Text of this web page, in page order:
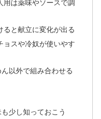
用は薬味やソースで調
ると献立に変化が出る
ョスや冷奴が使いやす
以外で組み合わせる
少し知っておこう